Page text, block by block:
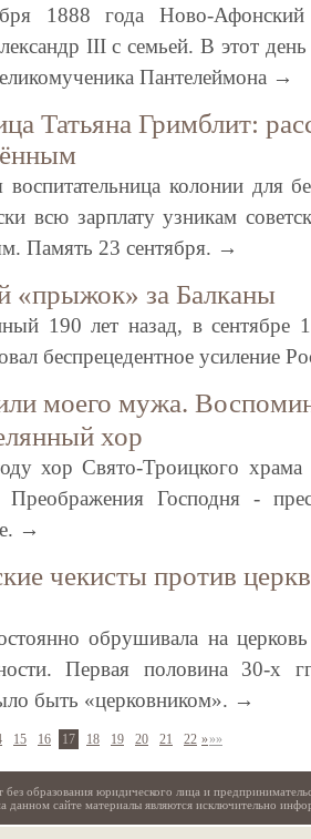
1888 года Ново-Афонский
III с семьей. В этот
Пантелеймона →
Татьяна Гримблит:
колонии для
всю зарплату узникам
Память 23 сентября. →
«прыжок» за Балканы
190 лет назад, в сентябре
беспрецедентное усиление
моего мужа.
хор
хор Свято-Троицкого храма
Преображения Господня -
→
чекисты против
обрушивала на
Первая половина 30-х
быть «церковником». →
15 16 17 18 19 20 21 22 »»»
образования юридического лица и
данном сайте материалы являются исключительно